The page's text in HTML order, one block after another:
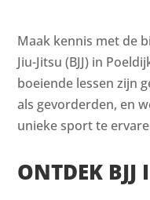
Maak kennis met de
Jiu-Jitsu (BJJ) in
boeiende lessen zijn
als gevorderden, en
unieke sport te
ONTDEK BJJ